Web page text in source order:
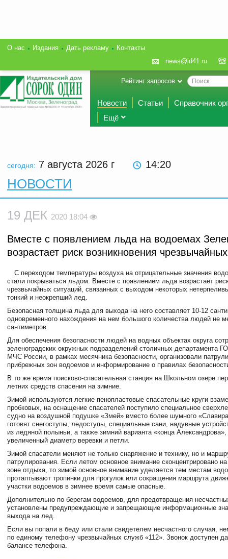
О нас Издания Дать рекламу
Контакты
news@id41.ru
Рейтинг запросов
Новости Статьи
Справочник
Ещё
сегодня: 7 августа 2026 г 14:20
НОВОСТИ
19 ДЕК 2020 18:04
Вместе с появлением льда на водоемах
возрастает риск возникновения
С переходом температуры воздуха на отрицательные значения
стали покрываться льдом. Вместе с появлением льда возрастает
чрезвычайных ситуаций, связанных с выходом некоторых
тонкий и неокрепший лед.
Безопасная толщина льда для выхода на него составляет 10-12
одновременного нахождения на нем большого количества людей не
сантиметров.
Для обеспечения безопасности людей на водных объектах округа
зеленоградских окружных подразделений столичных департамента
МЧС России, в рамках месячника безопасности, организовали
прибрежных зон водоемов и информирование о правилах
В то же время поисково-спасательная станция на Школьном озере
летних средств спасения на зимние.
Зимой используются легкие пенопластовые спасательные круги
пробковых, на оснащение спасателей поступило специальное
судно на воздушной подушке «Змей» вместо более шумного
готовят снегоступы, ледоступы, специальные сани, надувные
из ледяной полыньи, а также зимний варианта «конца
увеличенный диаметр веревки и петли.
Зимой спасатели меняют не только снаряжение и технику, но и
патрулирования. Если летом основное внимание сконцентрировано
зоне отдыха, то зимой основное внимание уделяется тем местам
протаптывают тропинки для прогулок или сокращения маршрута
участки водоемов в зимнее время самые опасные.
Дополнительно по берегам водоемов, для предотвращения
установлены предупреждающие и запрещающие информационные
выхода на лед.
Если вы попали в беду или стали свидетелем несчастного случая,
по единому телефону чрезвычайных служб «112». Звонок доступен
балансе телефона.